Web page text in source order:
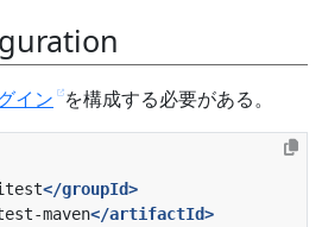
イン を構成する必要がある。
</groupId>
maven</artifactId>